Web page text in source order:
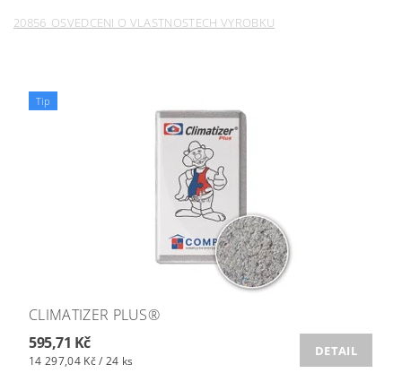
20856_OSVEDCENI O VLASTNOSTECH VYROBKU
Tip
CLIMATIZER PLUS®
595,71 Kč
14 297,04 Kč / 24 ks
DETAIL